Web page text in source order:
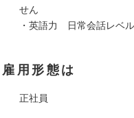
せん
・英語力 日常会話レベ
雇用形態は
正社員